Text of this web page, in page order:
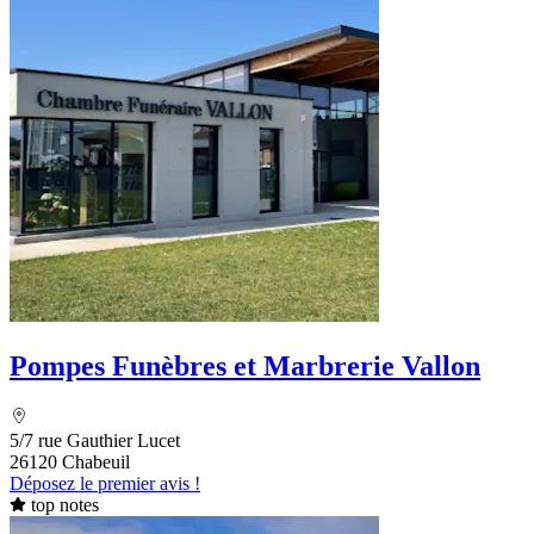
Pompes Funèbres et Marbrerie Vallon
5/7 rue Gauthier Lucet
26120 Chabeuil
Déposez le premier avis !
top notes